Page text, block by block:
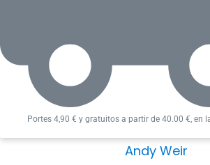
Portes 4,90 € y gratuitos a partir de 40.00 €, en
Andy Weir